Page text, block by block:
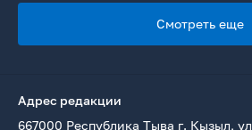
Смотреть еще
Адрес редакции
667000 Республика Тыва г. Кызыл,